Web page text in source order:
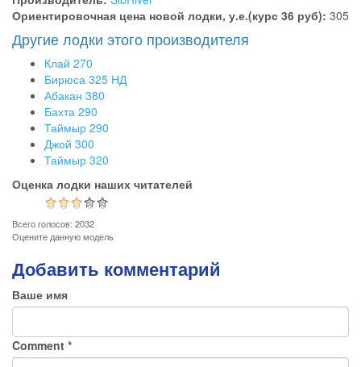
Ориентировочная цена новой лодки, у.е.(курс 36 руб): 305
Другие лодки этого производителя
Клай 270
Бирюса 325 НД
Абакан 380
Бахта 290
Таймыр 290
Джой 300
Таймыр 320
Оценка лодки наших читателей
Всего голосов: 2032
Оцените данную модель
Добавить комментарий
Ваше имя
Comment *